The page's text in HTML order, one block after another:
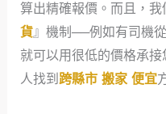
算出精確報價。而且，
貨』機制──例如有司機
就可以用很低的價格承
人找到 跨縣市 搬家 便宜